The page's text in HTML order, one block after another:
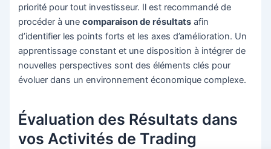
priorité pour tout investisseur. Il est recommandé de
procéder à unecomparaison de résultats afin
d’identifier les points forts et les axes d’amélioration. Un
apprentissage constant et une disposition à intégrer de
nouvelles perspectives sont des éléments clés pour
évoluer dans un environnement économique complexe.
Évaluation des Résultats dans
vos Activités de Trading